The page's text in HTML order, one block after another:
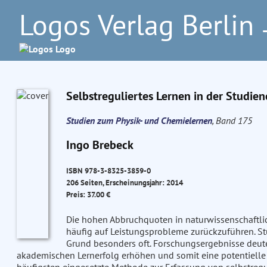
Logos Verlag Berlin
Selbstreguliertes Lernen in der
Studien zum Physik- und Chemielernen, Band 175
Ingo Brebeck
ISBN 978-3-8325-3859-0
206 Seiten, Erscheinungsjahr: 2014
Preis: 37.00 €
Die hohen Abbruchquoten in
häufig auf Leistungsprobleme zurückzuführen.
Grund besonders oft. Forschungsergebnisse
akademischen Lernerfolg erhöhen und somit eine